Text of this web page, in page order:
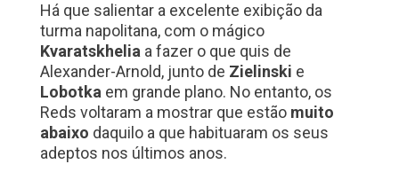
Há que salientar a excelente exibição da
turma napolitana, com o mágico
Kvaratskhelia a fazer o que quis de
Alexander-Arnold, junto de Zielinski e
Lobotka em grande plano. No entanto, os
Reds voltaram a mostrar que estão muito
abaixo daquilo a que habituaram os seus
adeptos nos últimos anos.